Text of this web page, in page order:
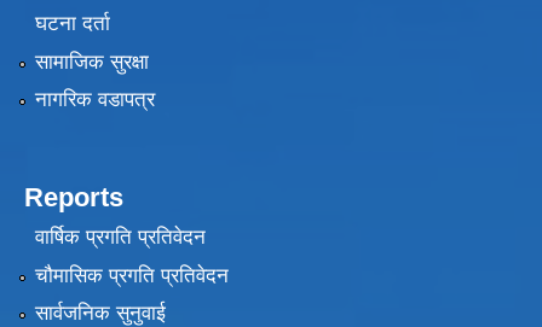
घटना दर्ता
सामाजिक सुरक्षा
नागरिक वडापत्र
Reports
वार्षिक प्रगति प्रतिवेदन
चौमासिक प्रगति प्रतिवेदन
सार्वजनिक सुनुवाई